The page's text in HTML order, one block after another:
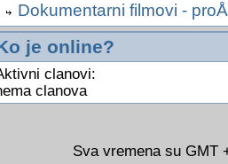
Dokumentarni filmovi -
je online?
clanovi:
clanova
Sva vremena su GMT